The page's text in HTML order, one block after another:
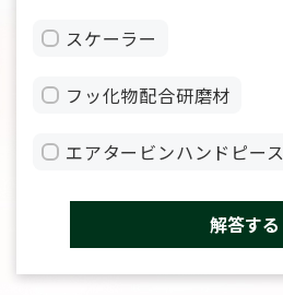
スケーラー
フッ化物配合研磨材
エアタービンハンドピース
解答する